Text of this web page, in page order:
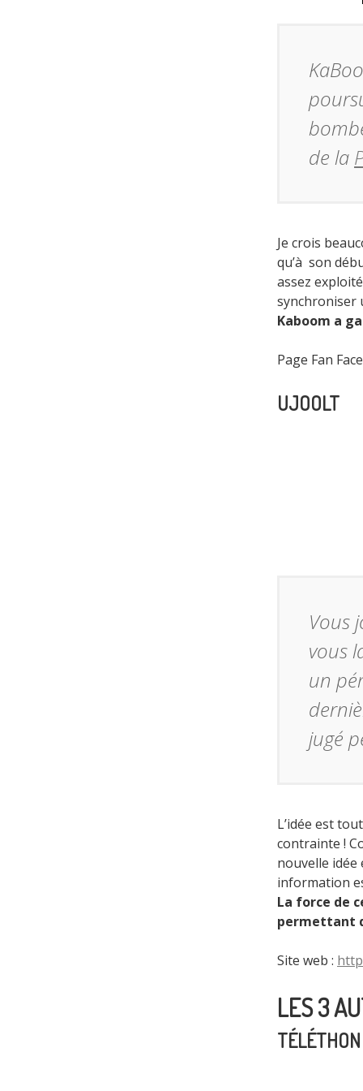
de la
Je crois
qu’à son
assez
synchroniser
Kaboom a
Page Fan
UJOOLT
Vous
vous
un
jugé
L’idée est
contrainte !
nouvelle
information
La force de
permettant
Site web :
LES 3